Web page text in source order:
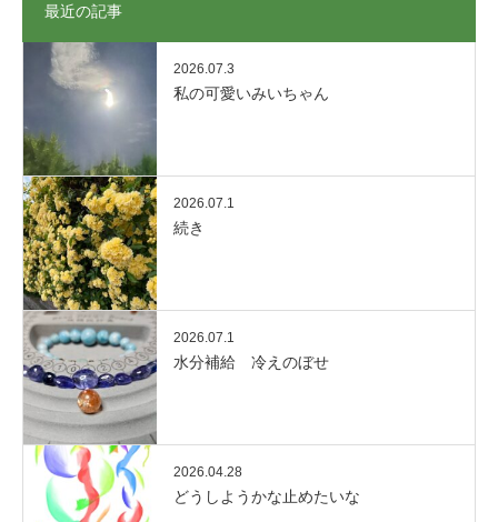
最近の記事
2026.07.3
私の可愛いみいちゃん
2026.07.1
続き
2026.07.1
水分補給 冷えのぼせ
2026.04.28
どうしようかな止めたいな